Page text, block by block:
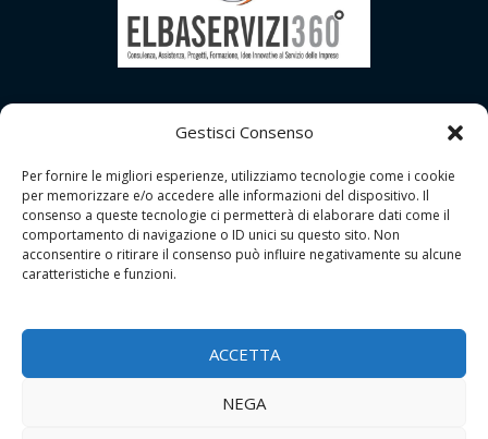
Gestisci Consenso
Per fornire le migliori esperienze, utilizziamo tecnologie come i cookie
per memorizzare e/o accedere alle informazioni del dispositivo. Il
consenso a queste tecnologie ci permetterà di elaborare dati come il
comportamento di navigazione o ID unici su questo sito. Non
acconsentire o ritirare il consenso può influire negativamente su alcune
caratteristiche e funzioni.
ACCETTA
NEGA
P.I.: 01556690533
Privacy Policy| Cookie Policy